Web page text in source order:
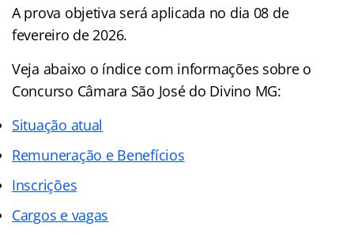
A prova objetiva será aplicada no dia 08 de
fevereiro de 2026.
Veja abaixo o índicecom informações sobre o
Concurso Câmara São José do Divino MG:
Situação atual
Remuneração e Benefícios
Inscrições
Cargos e vagas